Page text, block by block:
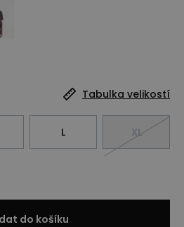
Tabulka velikostí
L XL
do košíku